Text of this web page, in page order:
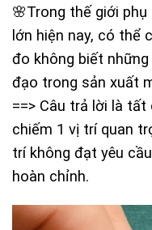
🌸Trong thế giới
lớn hiện nay, có thể
đo không biết
đạo trong sản xuất
==> Câu trả lời là
chiếm 1 vị trí quan
trí không đạt yêu
hoàn chỉnh.